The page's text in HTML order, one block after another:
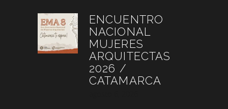
ENCUENTRO
NACIONAL
MUJERES
ARQUITECTAS
2026 /
CATAMARCA